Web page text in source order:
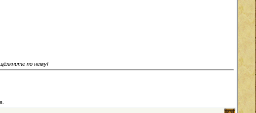
по нему!